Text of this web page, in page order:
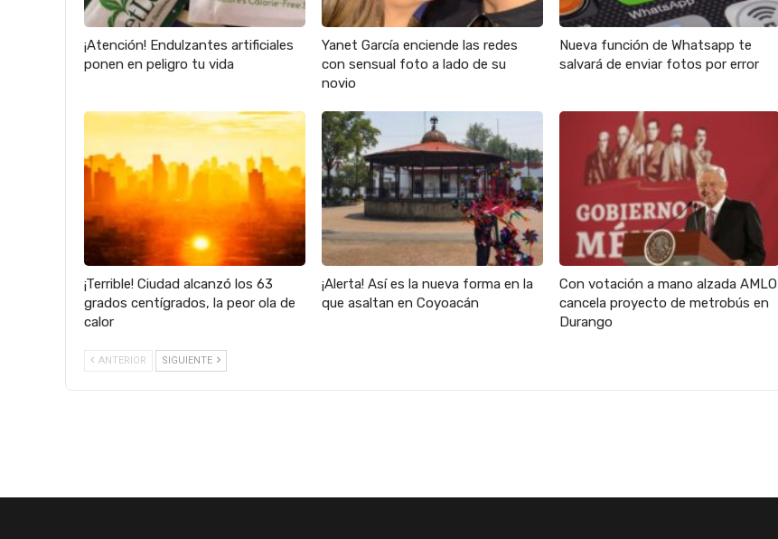
¡Atención! Endulzantes artificiales
ponen en peligro tu vida
Yanet García enciende las redes
con sensual foto a lado de su
novio
Nueva función de Whatsapp te
salvará de enviar fotos por error
¡Terrible! Ciudad alcanzó los 63
grados centígrados, la peor ola de
calor
¡Alerta! Así es la nueva forma en la
que asaltan en Coyoacán
Con votación a mano alzada AMLO
cancela proyecto de metrobús en
Durango
ANTERIOR SIGUIENTE